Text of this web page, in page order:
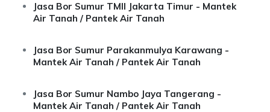
Jasa Bor Sumur TMII Jakarta Timur - Mantek
Air Tanah / Pantek Air Tanah
Jasa Bor Sumur Parakanmulya Karawang -
Mantek Air Tanah / Pantek Air Tanah
Jasa Bor Sumur Nambo Jaya Tangerang -
Mantek Air Tanah / Pantek Air Tanah